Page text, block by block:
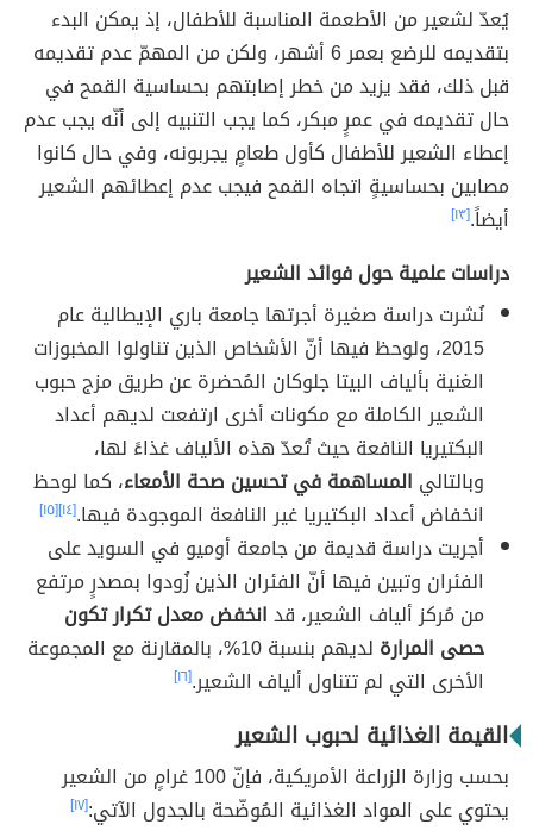
يُعدّ لشعير من الأطعمة المناسبة للأطفال، إذ يمكن البدء
بتقديمه للرضع بعمر 6 أشهر، ولكن من المهمّ عدم تقديمه
قبل ذلك، فقد يزيد من خطر إصابتهم بحساسية القمح في
حال تقديمه في عمرٍ مبكر، كما يجب التنبيه إلى أنّه يجب عدم
إعطاء الشعير للأطفال كأول طعامٍ يجربونه، وفي حال كانوا
مصابين بحساسيةٍ اتجاه القمح فيجب عدم إعطائهم الشعير
أيضاً.[١٣]
دراسات علمية حول فوائد الشعير
نُشرت دراسة صغيرة أجرتها جامعة باري الإيطالية عام
2015، ولوحظ فيها أنّ الأشخاص الذين تناولوا المخبوزات
الغنية بألياف البيتا جلوكان المُحضرة عن طريق مزج حبوب
الشعير الكاملة مع مكونات أخرى ارتفعت لديهم أعداد
البكتيريا النافعة حيث تُعدّ هذه الألياف غذاءً لها،
وبالتالي المساهمة في تحسين صحة الأمعاء، كما لوحظ
انخفاض أعداد البكتيريا غير النافعة الموجودة فيها.[١٤] [١٥]
أجريت دراسة قديمة من جامعة أوميو في السويد على
الفئران وتبين فيها أنّ الفئران الذين زُودوا بمصدرٍ مرتفع
من مُركز ألياف الشعير، قدانخفض معدل تكرار تكون
حصى المرارة
لديهم بنسبة 10%، بالمقارنة مع المجموعة
الأخرى التي لم تتناول ألياف الشعير.[١٦]
القيمة الغذائية لحبوب الشعير
بحسب وزارة الزراعة الأمريكية، فإنّ 100 غرامٍ من الشعير
يحتوي على المواد الغذائية المُوضّحة بالجدول الآتي:[١٧]